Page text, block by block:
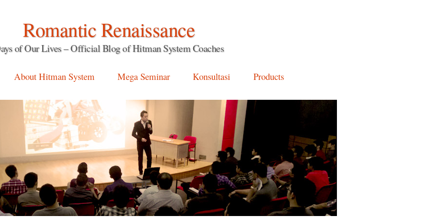
Romantic Renaissance
of Our Lives – Official Blog of Hitman System Coaches
About Hitman System Mega Seminar Konsultasi Products